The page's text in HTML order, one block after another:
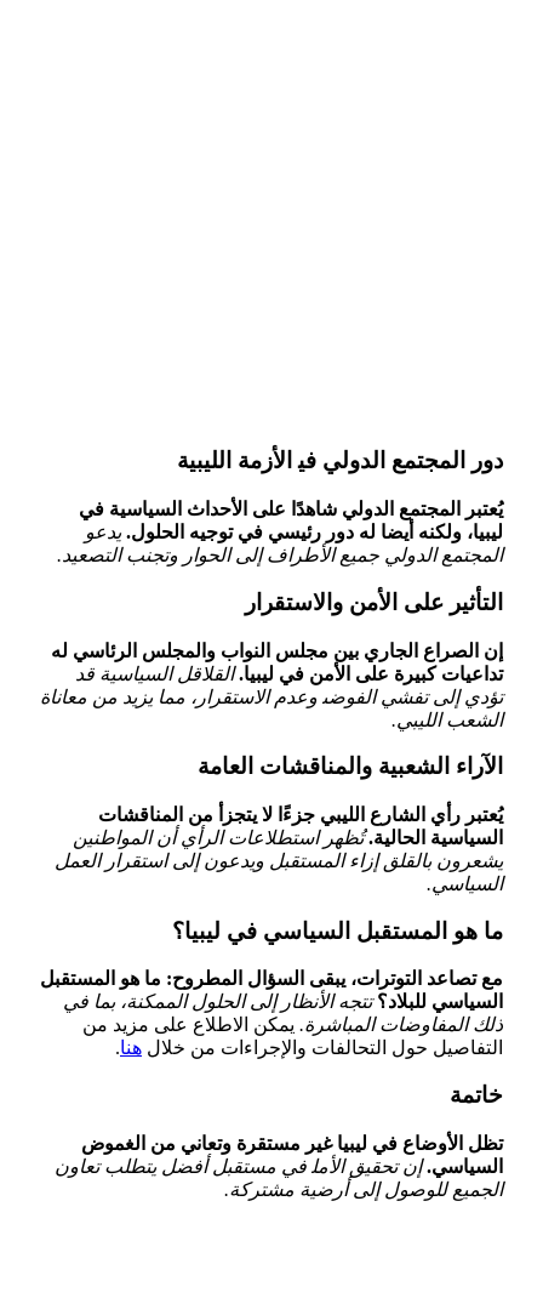
دور المجتمع ⁤الدولي في‍ الأزمة الليبية
يُعتبر المجتمع الدولي شاهدًا على الأحداث السياسية في
ليبيا،‍ ولكنه أيضا له دور رئيسي في توجيه الحلول. يدعو
⁢المجتمع الدولي جميع الأطراف إلى الحوار ​وتجنب⁢ التصعيد.
التأثير على الأمن والاستقرار
إن الصراع الجاري بين مجلس ⁤النواب ‌والمجلس الرئاسي له
تداعيات ⁣كبيرة ​على الأمن في ليبيا. القلاقل السياسية قد
تؤدي إلى تفشي الفوضى‍ وعدم الاستقرار، مما يزيد من​ معاناة
الشعب الليبي.
الآراء الشعبية والمناقشات ‌العامة
يُعتبر رأي الشارع الليبي جزءًا لا يتجزأ من ⁢المناقشات
السياسية الحالية. تُظهر استطلاعات‌ الرأي أن المواطنين
يشعرون بالقلق إزاء المستقبل ويدعون إلى استقرار العمل
السياسي.
ما ⁣هو المستقبل السياسي في ليبيا؟
مع تصاعد التوترات، يبقى السؤال⁣ المطروح: ما ⁢هو المستقبل
السياسي للبلاد؟ تتجه الأنظار إلى الحلول ⁣الممكنة، بما في
ذلك المفاوضات المباشرة.يمكن الاطلاع ⁤على ⁢مزيد من
التفاصيل حول التحالفات والإجراءات من⁣ خلال هنا.
خاتمة
تظل الأوضاع في ليبيا غير مستقرة وتعاني من الغموض
السياسي. إن تحقيق الأمل‍ في​ مستقبل أفضل يتطلب تعاون
الجميع للوصول إلى أرضية مشتركة.